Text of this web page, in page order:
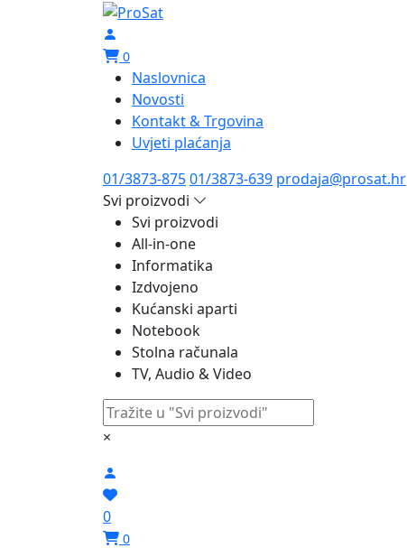
0
Naslovnica
Novosti
Kontakt & Trgovina
Uvjeti plaćanja
01/3873-87501/3873-639 prodaja@prosat.hr
Svi proizvodi
Svi proizvodi
All-in-one
Informatika
Izdvojeno
Kućanski aparti
Notebook
Stolna računala
TV, Audio & Video
×
0
0